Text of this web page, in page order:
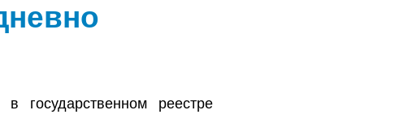
реестре